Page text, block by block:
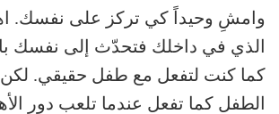
وامشِ وحيداً كي تركز على نفسك.
الذي في داخلك فتحدّث إلى نفسك
كما كنت لتفعل مع طفل حقيقي.
الطفل كما تفعل عندما تلعب دور